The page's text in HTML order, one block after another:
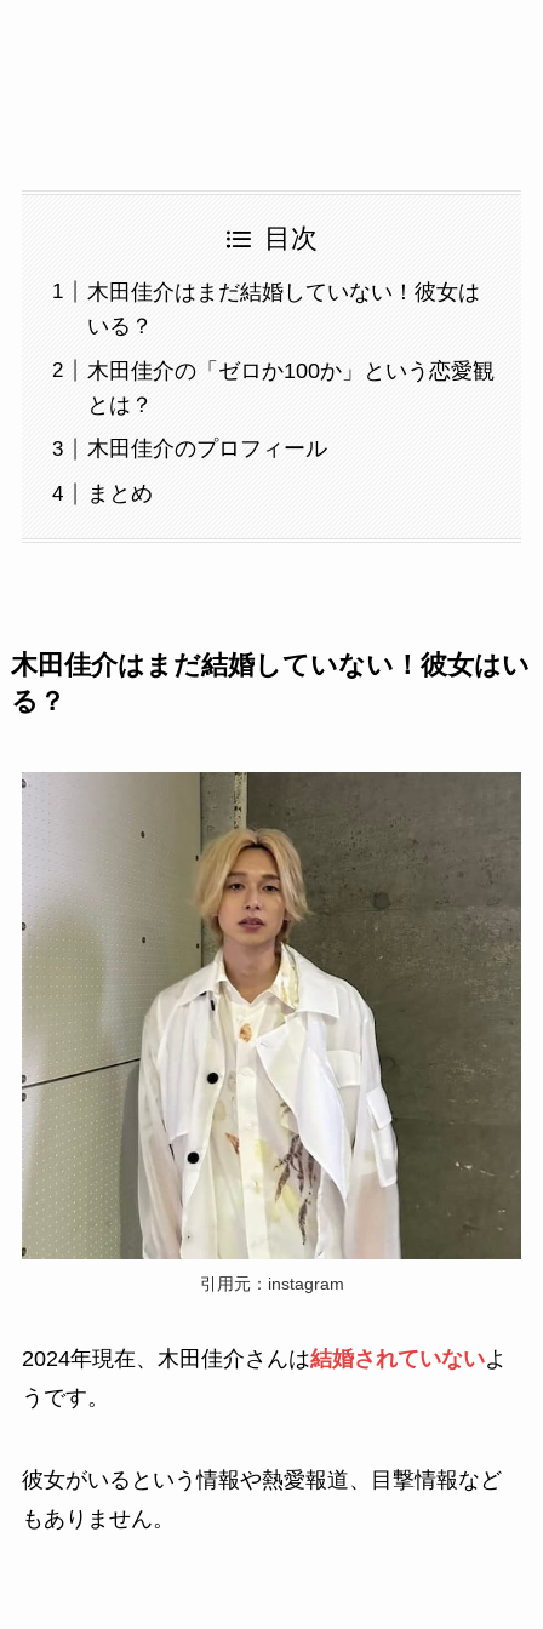
目次
木田佳介はまだ結婚していない！彼女は
いる？
木田佳介の「ゼロか100か」という恋愛観
とは？
木田佳介のプロフィール
まとめ
木田佳介はまだ結婚していない！彼女はい
る？
引用元：instagram
2024年現在、木田佳介さんは結婚されていないよ
うです。
彼女がいるという情報や熱愛報道、目撃情報など
もありません。